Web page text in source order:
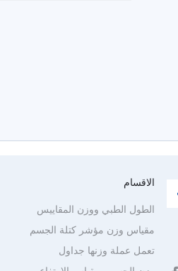
الاقسام
الطول الطبي ووزن المقاييس
مقياس وزن مؤشر كتلة الجسم
تعمل عملة وزنها جداول